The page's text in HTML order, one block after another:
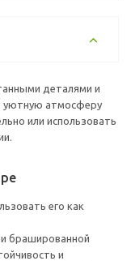
деталями и
уютную атмосферу
или использовать
его как
брашированной
и